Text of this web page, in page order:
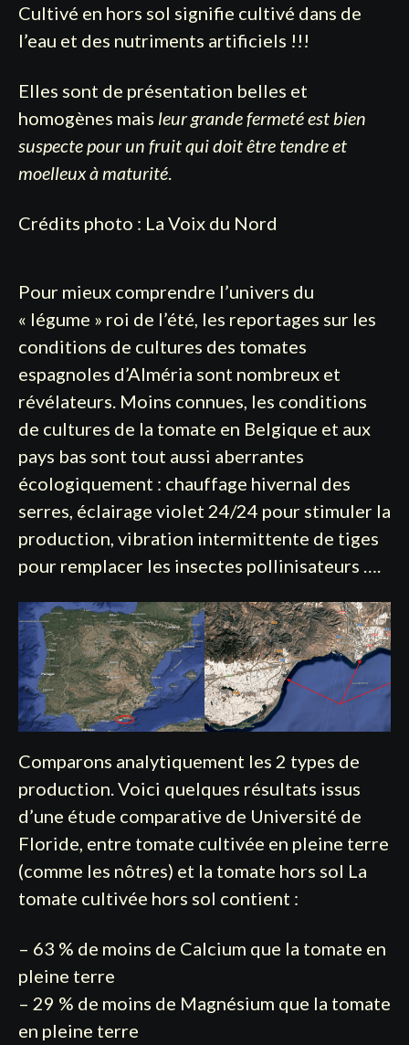
Cultivé en hors sol signifie cultivé dans de
l’eau et des nutriments artificiels !!!
Elles sont de présentation belles et
homogènes mais leur grande fermeté est bien
suspecte pour un fruit qui doit être tendre et
moelleux à maturité
Crédits photo : La Voix du Nord
Pour mieux comprendre l’univers du
« légume » roi de l’été, les reportages sur les
conditions de cultures des tomates
espagnoles d’Alméria sont nombreux et
révélateurs. Moins connues, les conditions
de cultures de la tomate en Belgique et aux
pays bas sont tout aussi aberrantes
écologiquement : chauffage hivernal des
serres, éclairage violet 24/24 pour stimuler la
production, vibration intermittente de tiges
pour remplacer les insectes pollinisateurs ….
Comparons analytiquement les 2 types de
production. Voici quelques résultats issus
d’une étude comparative de Université de
Floride, entre tomate cultivée en pleine terre
(comme les nôtres) et la tomate hors sol La
tomate cultivée hors sol contient :
– 63 % de moins de Calcium que la tomate en
pleine terre
– 29 % de moins de Magnésium que la tomate
en pleine terre